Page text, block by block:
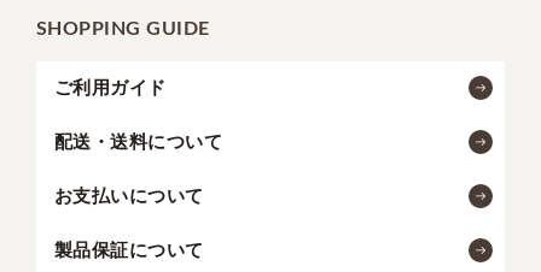
SHOPPING GUIDE
ご利用ガイド
配送・送料について
お支払いについて
製品保証について